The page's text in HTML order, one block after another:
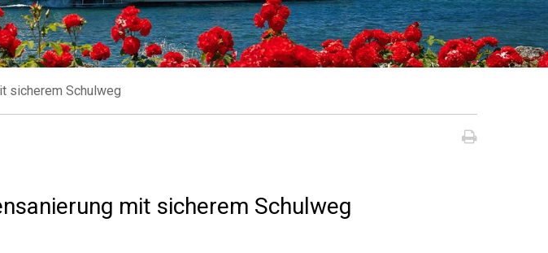
sicherem Schulweg
mit sicherem Schulweg